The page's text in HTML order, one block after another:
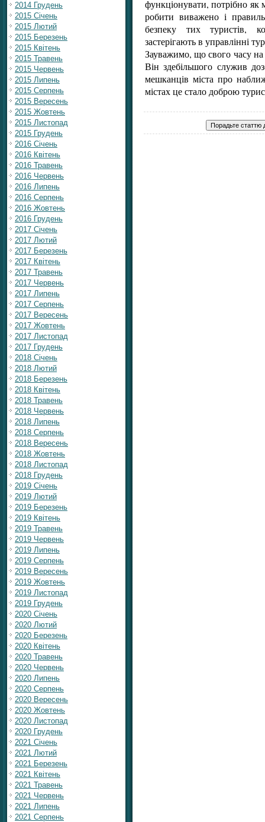
2014 Грудень
2015 Січень
2015 Лютий
2015 Березень
2015 Квітень
2015 Травень
2015 Червень
2015 Липень
2015 Серпень
2015 Вересень
2015 Жовтень
2015 Листопад
2015 Грудень
2016 Січень
2016 Квітень
2016 Травень
2016 Червень
2016 Липень
2016 Серпень
2016 Жовтень
2016 Грудень
2017 Січень
2017 Лютий
2017 Березень
2017 Квітень
2017 Травень
2017 Червень
2017 Липень
2017 Серпень
2017 Вересень
2017 Жовтень
2017 Листопад
2017 Грудень
2018 Січень
2018 Лютий
2018 Березень
2018 Квітень
2018 Травень
2018 Червень
2018 Липень
2018 Серпень
2018 Вересень
2018 Жовтень
2018 Листопад
2018 Грудень
2019 Січень
2019 Лютий
2019 Березень
2019 Квітень
2019 Травень
2019 Червень
2019 Липень
2019 Серпень
2019 Вересень
2019 Жовтень
2019 Листопад
2019 Грудень
2020 Січень
2020 Лютий
2020 Березень
2020 Квітень
2020 Травень
2020 Червень
2020 Липень
2020 Серпень
2020 Вересень
2020 Жовтень
2020 Листопад
2020 Грудень
2021 Січень
2021 Лютий
2021 Березень
2021 Квітень
2021 Травень
2021 Червень
2021 Липень
2021 Серпень
функціонувати, потрібно як
робити виважено і
безпеку тих туристів,
застерігають в управлінні
Зауважимо, що свого часу на
Він здебільшого служив
мешканців міста про
містах це стало доброю